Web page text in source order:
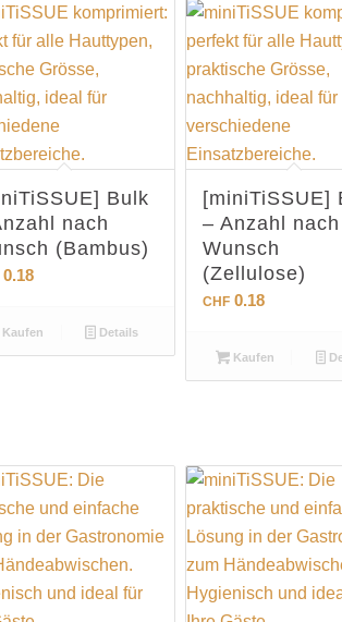
Bulk
nach
(Bambus)
0.18
Kaufen Details
[miniTiSSUE]
– Anzahl nach
Wunsch
(Zellulose)
CHF0.18
Kaufen